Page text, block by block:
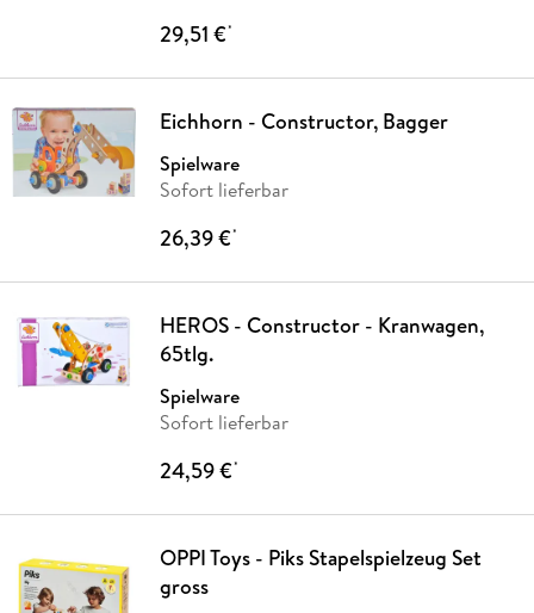
29,51 €*
Eichhorn - Constructor, Bagger
Spielware
Sofort lieferbar
26,39 €*
HEROS - Constructor - Kranwagen,
65tlg.
Spielware
Sofort lieferbar
24,59 €*
OPPI Toys - Piks Stapelspielzeug Set
gross